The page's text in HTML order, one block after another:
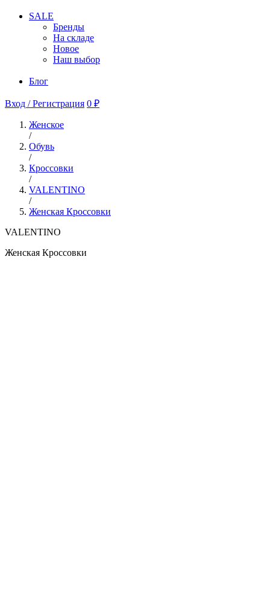
SALE
Бренды
На складе
Новое
Наш выбор
Блог
Вход / Регистрация 0 ₽
Женское
/
Обувь
/
Кроссовки
/
VALENTINO
/
Женская Кроссовки
VALENTINO
Женская Кроссовки